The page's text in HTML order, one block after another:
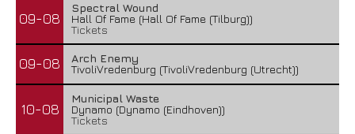
09-08
Spectral Wound
Hall Of Fame (Hall Of Fame (Tilburg))
Tickets
09-08
Arch Enemy
TivoliVredenburg (TivoliVredenburg (Utrecht))
10-08
Municipal Waste
Dynamo (Dynamo (Eindhoven))
Tickets